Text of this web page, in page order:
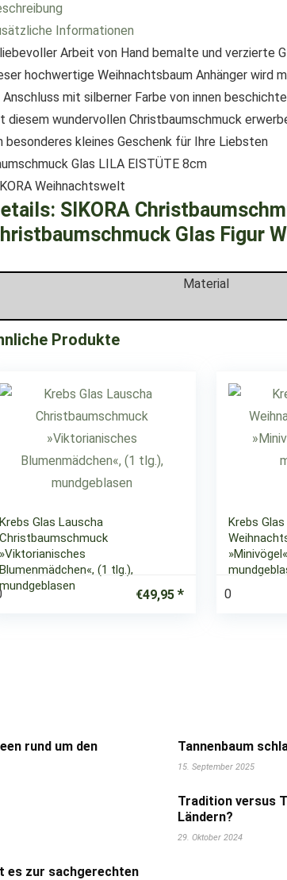
Informationen
Arbeit von Hand bemalte und verzierte
hochwertige Weihnachtsbaum Anhänger wird
Anschluss mit silberner Farbe von innen
diesem wundervollen Christbaumschmuck
besonderes kleines Geschenk für Ihre Liebsten
Glas LILA EISTÜTE 8cm
Weihnachtswelt
SIKORA
Glas Figur
Material
Produkte
Krebs Glas Lauscha
Christbaumschmuck
»Viktorianisches
Blumenmädchen«, (1 tlg.),
mundgeblasen
€49,95
Krebs
0
rund um den
Tannenbaum
15. September 2025
Tradition versus
Ländern?
29. Oktober 2024
es zur sachgerechten